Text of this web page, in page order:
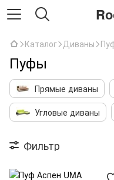
Каталог Диваны
Пуфы
Прямые диваны
Угловые диваны
Фильтр